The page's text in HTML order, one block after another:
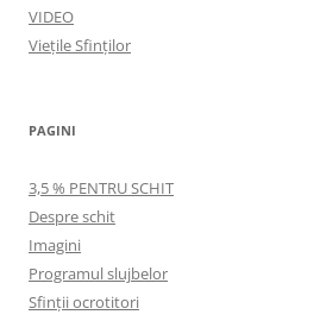
VIDEO
Viețile Sfinților
PAGINI
3,5 % PENTRU SCHIT
Despre schit
Imagini
Programul slujbelor
Sfinţii ocrotitori